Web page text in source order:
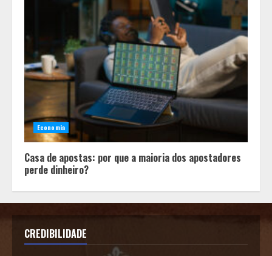
Economia
Casa de apostas: por que a maioria dos apostadores
perde dinheiro?
CREDIBILIDADE